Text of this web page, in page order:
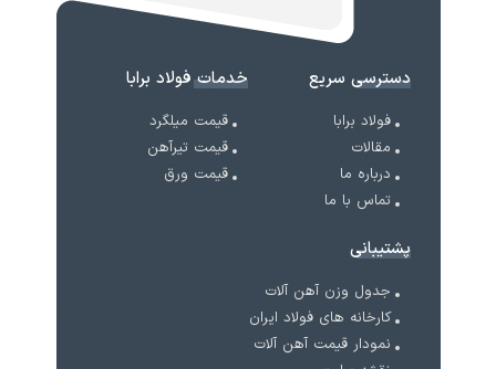
دسترسی سریع
فولاد برابا
مقالات
درباره ما
تماس با ما
خدمات فولاد برابا
قیمت میلگرد
قیمت تیرآهن
قیمت ورق
پشتیبانی
جدول وزن آهن آلات
کارخانه های فولاد ایران
نمودار قیمت آهن آلات